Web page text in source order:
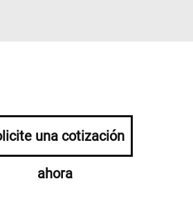
una cotización
ahora